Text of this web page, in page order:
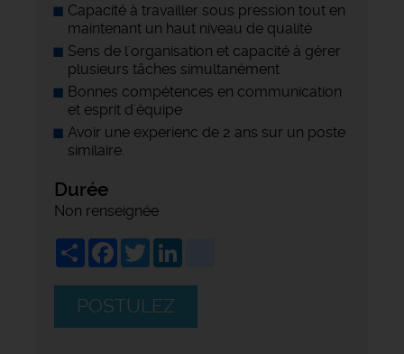
Capacité à travailler sous pression tout en
maintenant un haut niveau de qualité
Sens de l'organisation et capacité à gérer
plusieurs tâches simultanément
Bonnes compétences en communication
et esprit d'équipe
Avoir une experienc de 2 ans sur un poste
similaire.
Durée
Non renseignée
ShareFacebook
Twitter
POSTULEZ